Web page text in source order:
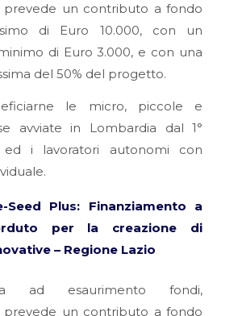
prevede un contributo a fondo
di Euro 10.000, con un
di Euro 3.000, e con una
del 50% del progetto.
le micro, piccole e
avviate in Lombardia dal 1°
ed i lavoratori autonomi con
Seed Plus: Finanziamento a
per la creazione di
– Regione Lazio
ad esaurimento fondi,
prevede un contributo a fondo